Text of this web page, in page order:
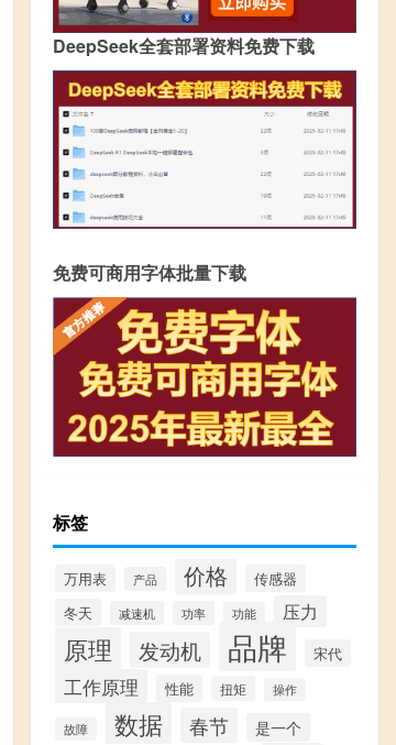
DeepSeek全套部署资料免费下载
免费可商用字体批量下载
标签
万用表 产品 价格
传感器
冬天
减速机 功率 功能 压力
原理 发动机 品牌 宋代
工作原理 性能 扭矩 操作
故障 数据 春节
是一个